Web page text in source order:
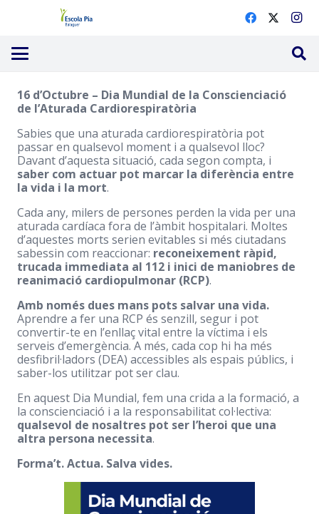
16 d’Octubre – Dia Mundial de la Conscienciació
de l’Aturada Cardiorespiratòria
Sabies que una aturada cardiorespiratòria pot
passar en qualsevol moment i a qualsevol lloc?
Davant d’aquesta situació, cada segon compta, i
saber com actuar pot marcar la diferència entre
la vida i la mort.
Cada any, milers de persones perden la vida per una
aturada cardíaca fora de l’àmbit hospitalari. Moltes
d’aquestes morts serien evitables si més ciutadans
sabessin com reaccionar: reconeixement ràpid,
trucada immediata al 112 i inici de maniobres de
reanimació cardiopulmonar (RCP).
Amb només dues mans pots salvar una vida.
Aprendre a fer una RCP és senzill, segur i pot
convertir-te en l’enllaç vital entre la víctima i els
serveis d’emergència. A més, cada cop hi ha més
desfibril·ladors (DEA) accessibles als espais públics, i
saber-los utilitzar pot ser clau.
En aquest Dia Mundial, fem una crida a la formació, a
la conscienciació i a la responsabilitat col·lectiva:
qualsevol de nosaltres pot ser l’heroi que una
altra persona necessita.
Forma’t. Actua. Salva vides.